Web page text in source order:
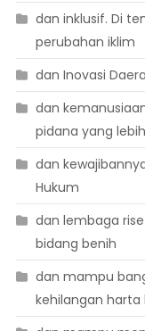
dan inklusif. Di
perubahan iklim
dan Inovasi
dan
pidana yang
dan
Hukum
dan lembaga
bidang benih
dan mampu
kehilangan harta